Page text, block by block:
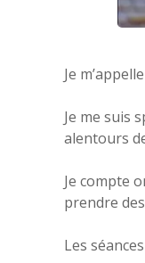
Je
Je me suis
alentours
Je compte
prendre
Les